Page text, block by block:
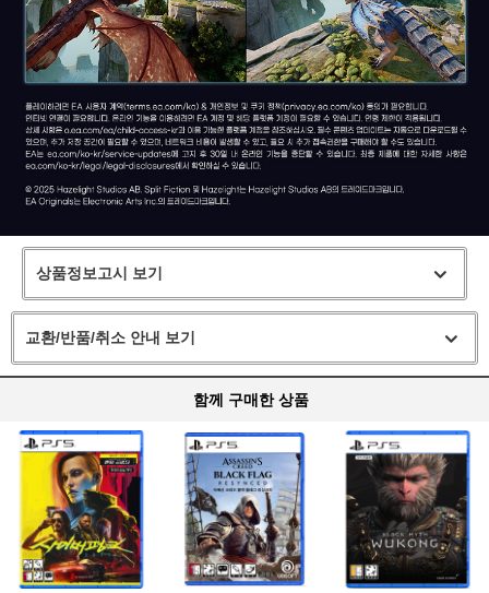
상품정보고시 보기
교환/반품/취소 안내 보기
함께 구매한 상품